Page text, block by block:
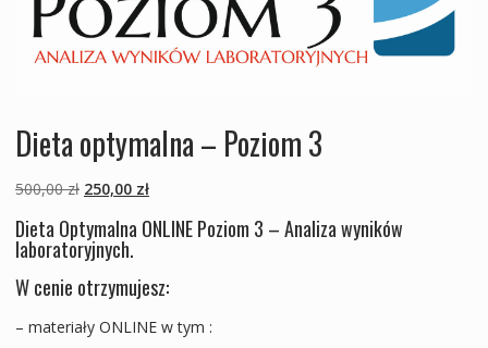
Dieta optymalna – Poziom 3
500,00zł Pierwotna
wynosiła:
500,00 zł.
250,00 złAktualna
wynosi:
Dieta Optymalna ONLINE Poziom 3 – Analiza wyników
laboratoryjnych.
W cenie otrzymujesz:
– materiały ONLINE w tym :